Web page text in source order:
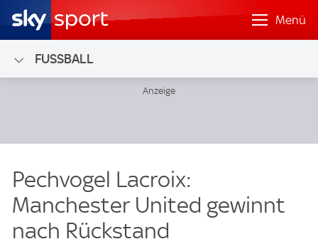
Menü
FUSSBALL
Pechvogel Lacroix:
Manchester United gewinnt
nach Rückstand